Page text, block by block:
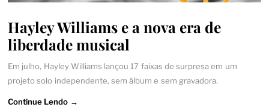
Hayley Williams e a nova era de
liberdade musical
Em julho, Hayley Williams lançou 17 faixas de surpresa em um
projeto solo independente, sem álbum e sem gravadora.
Continue Lendo →